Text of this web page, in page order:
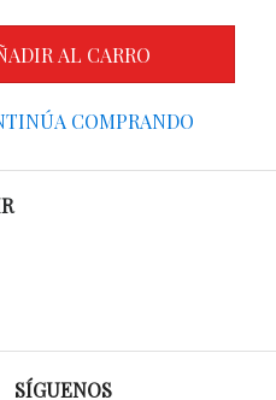
COMPRANDO
SÍGUENOS